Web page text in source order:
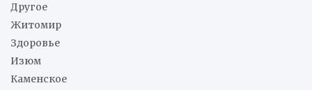
Другое
Житомир
Здоровье
Изюм
Каменское